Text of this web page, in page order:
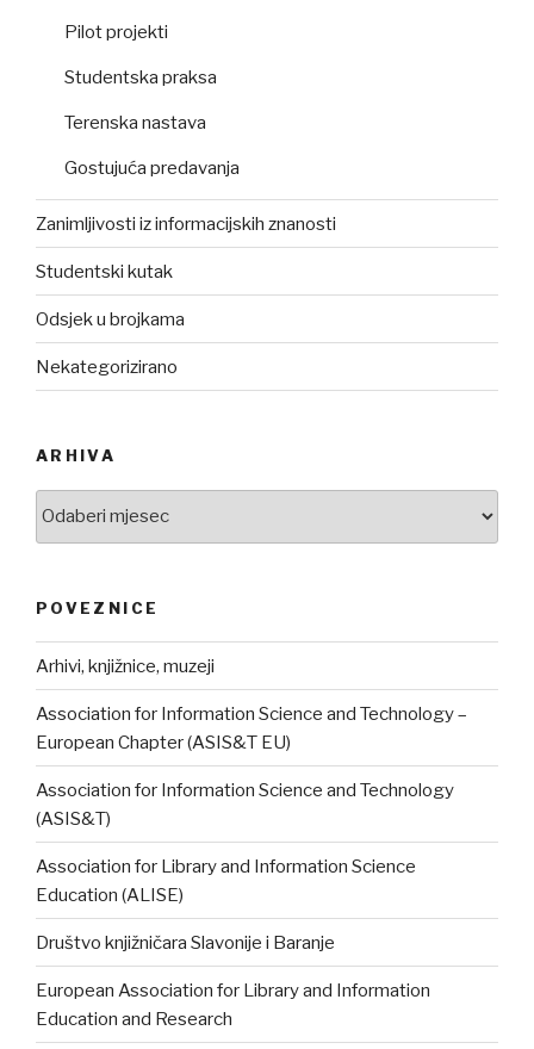
Pilot projekti
Studentska praksa
Terenska nastava
Gostujuća predavanja
Zanimljivosti iz informacijskih znanosti
Studentski kutak
Odsjek u brojkama
Nekategorizirano
ARHIVA
Arhiva
POVEZNICE
Arhivi, knjižnice, muzeji
Association for Information Science and Technology –
European Chapter (ASIS&T EU)
Association for Information Science and Technology
(ASIS&T)
Association for Library and Information Science
Education (ALISE)
Društvo knjižničara Slavonije i Baranje
European Association for Library and Information
Education and Research